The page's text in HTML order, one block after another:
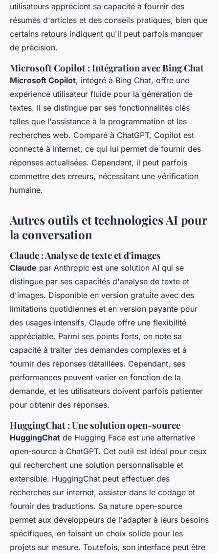
utilisateurs apprécient sa capacité à fournir des
résumés d'articles et des conseils pratiques, bien que
certains retours indiquent qu'il peut parfois manquer
de précision.
Microsoft Copilot : Intégration avec Bing Chat
Microsoft Copilot, intégré à Bing Chat, offre une
expérience utilisateur fluide pour la génération de
textes. Il se distingue par ses fonctionnalités clés
telles que l'assistance à la programmation et les
recherches web. Comparé à ChatGPT, Copilot est
connecté à internet, ce qui lui permet de fournir des
réponses actualisées. Cependant, il peut parfois
commettre des erreurs, nécessitant une vérification
humaine.
Autres outils et technologies AI pour
la conversation
Claude : Analyse de texte et d'images
Claude par Anthropic est une solution AI qui se
distingue par ses capacités d'analyse de texte et
d'images. Disponible en version gratuite avec des
limitations quotidiennes et en version payante pour
des usages intensifs, Claude offre une flexibilité
appréciable. Parmi ses points forts, on note sa
capacité à traiter des demandes complexes et à
fournir des réponses détaillées. Cependant, ses
performances peuvent varier en fonction de la
demande, et les utilisateurs doivent parfois patienter
pour obtenir des réponses.
HuggingChat : Une solution open-source
HuggingChat de Hugging Face est une alternative
open-source à ChatGPT. Cet outil est idéal pour ceux
qui recherchent une solution personnalisable et
extensible. HuggingChat peut effectuer des
recherches sur internet, assister dans le codage et
fournir des traductions. Sa nature open-source
permet aux développeurs de l'adapter à leurs besoins
spécifiques, en faisant un choix solide pour les
projets sur mesure. Toutefois, son interface peut être